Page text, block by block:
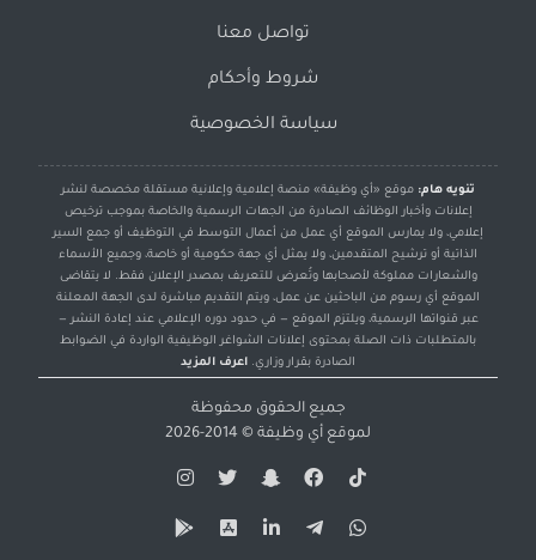
تواصل معنا
شروط وأحكام
سياسة الخصوصية
تنويه هام: موقع «أي وظيفة» منصة إعلامية وإعلانية مستقلة مخصصة لنشر
إعلانات وأخبار الوظائف الصادرة من الجهات الرسمية والخاصة بموجب ترخيص
إعلامي، ولا يمارس الموقع أي عمل من أعمال التوسط في التوظيف أو جمع السير
الذاتية أو ترشيح المتقدمين، ولا يمثل أي جهة حكومية أو خاصة، وجميع الأسماء
والشعارات مملوكة لأصحابها وتُعرض للتعريف بمصدر الإعلان فقط. لا يتقاضى
الموقع أي رسوم من الباحثين عن عمل، ويتم التقديم مباشرة لدى الجهة المعلنة
عبر قنواتها الرسمية، ويلتزم الموقع — في حدود دوره الإعلامي عند إعادة النشر —
بالمتطلبات ذات الصلة بمحتوى إعلانات الشواغر الوظيفية الواردة في الضوابط
الصادرة بقرار وزاري. اعرف المزيد
جميع الحقوق محفوظة
لموقع أي وظيفة © 2014-2026